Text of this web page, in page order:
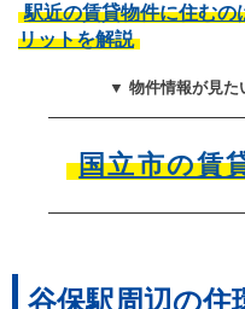
駅近の賃貸物件に住むの
リットを解説
▼ 物件情報が見た
国立市の賃
谷保駅周辺の住